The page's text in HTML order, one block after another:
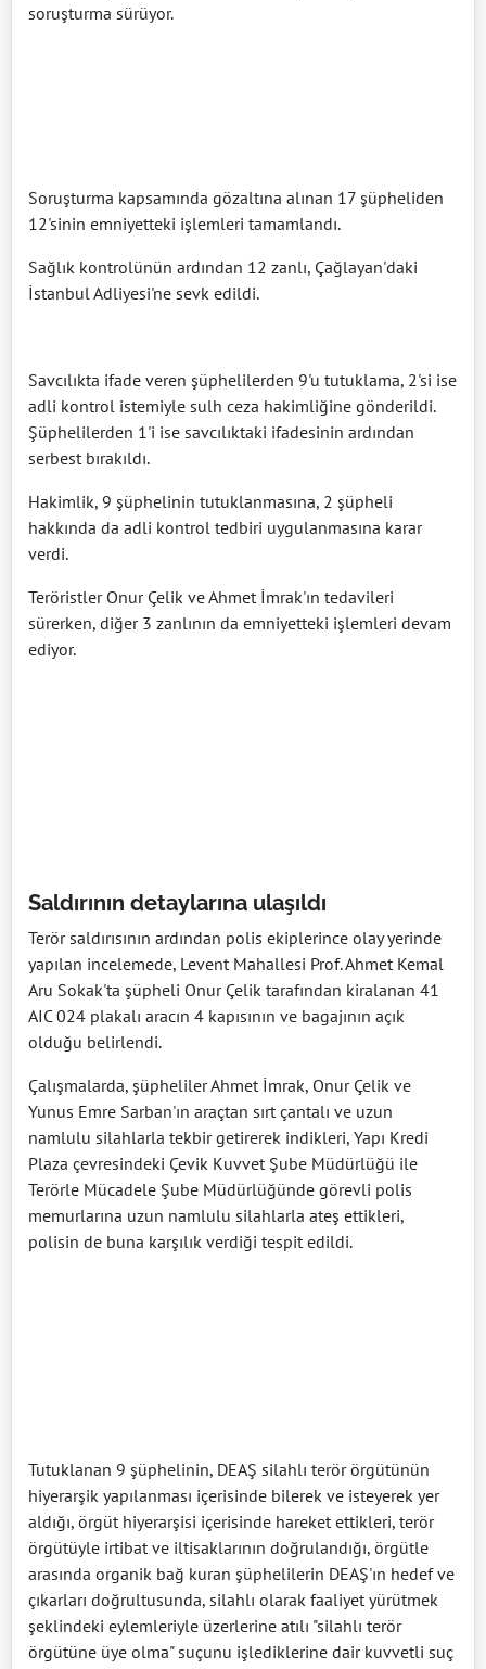
soruşturma sürüyor.
Soruşturma kapsamında gözaltına alınan 17 şüpheliden
12'sinin emniyetteki işlemleri tamamlandı.
Sağlık kontrolünün ardından 12 zanlı, Çağlayan'daki
İstanbul Adliyesi'ne sevk edildi.
Savcılıkta ifade veren şüphelilerden 9'u tutuklama, 2'si ise
adli kontrol istemiyle sulh ceza hakimliğine gönderildi.
Şüphelilerden 1'i ise savcılıktaki ifadesinin ardından
serbest bırakıldı.
Hakimlik, 9 şüphelinin tutuklanmasına, 2 şüpheli
hakkında da adli kontrol tedbiri uygulanmasına karar
verdi.
Teröristler Onur Çelik ve Ahmet İmrak'ın tedavileri
sürerken, diğer 3 zanlının da emniyetteki işlemleri devam
ediyor.
Saldırının detaylarına ulaşıldı
Terör saldırısının ardından polis ekiplerince olay yerinde
yapılan incelemede, Levent Mahallesi Prof. Ahmet Kemal
Aru Sokak'ta şüpheli Onur Çelik tarafından kiralanan 41
AIC 024 plakalı aracın 4 kapısının ve bagajının açık
olduğu belirlendi.
Çalışmalarda, şüpheliler Ahmet İmrak, Onur Çelik ve
Yunus Emre Sarban'ın araçtan sırt çantalı ve uzun
namlulu silahlarla tekbir getirerek indikleri, Yapı Kredi
Plaza çevresindeki Çevik Kuvvet Şube Müdürlüğü ile
Terörle Mücadele Şube Müdürlüğünde görevli polis
memurlarına uzun namlulu silahlarla ateş ettikleri,
polisin de buna karşılık verdiği tespit edildi.
Tutuklanan 9 şüphelinin, DEAŞ silahlı terör örgütünün
hiyerarşik yapılanması içerisinde bilerek ve isteyerek yer
aldığı, örgüt hiyerarşisi içerisinde hareket ettikleri, terör
örgütüyle irtibat ve iltisaklarının doğrulandığı, örgütle
arasında organik bağ kuran şüphelilerin DEAŞ'ın hedef ve
çıkarları doğrultusunda, silahlı olarak faaliyet yürütmek
şeklindeki eylemleriyle üzerlerine atılı "silahlı terör
örgütüne üye olma" suçunu işlediklerine dair kuvvetli suç